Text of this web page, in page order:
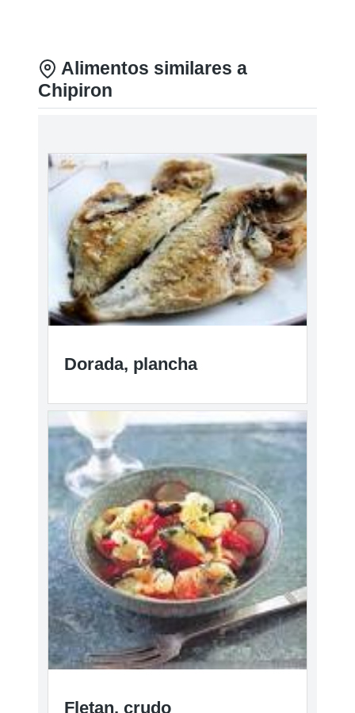
Alimentos similares a
Chipiron
Dorada, plancha
Fletan, crudo